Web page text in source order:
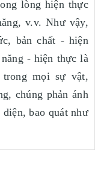
lòng hiện thực
v.v. Như vậy,
bản chất - hiện
- hiện thực là
mọi sự vật,
chúng phản ánh
bao quát như